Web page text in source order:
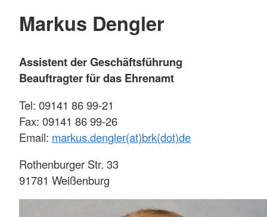
Markus Dengler
Assistent der Geschäftsführung
Beauftragter für das Ehrenamt
Tel: 09141 86 99-21
Fax: 09141 86 99-26
Email: markus.dengler(at)brk(dot)de
Rothenburger Str. 33
91781 Weißenburg